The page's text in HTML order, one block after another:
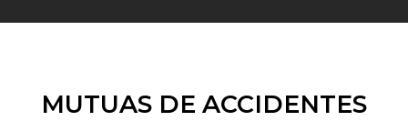
MUTUAS DE ACCIDENTES